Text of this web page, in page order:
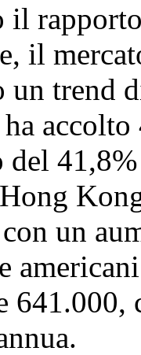
il
il
un trend
ha
del
un
641.000,